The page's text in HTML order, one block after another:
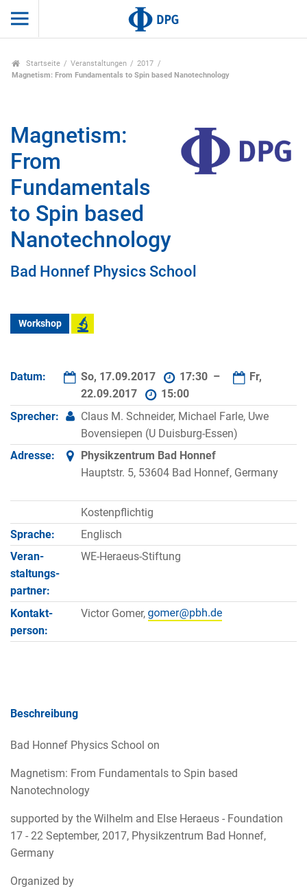
Startseite Veranstaltungen
2017
Magnetism: From Fundamentals to Spin based Nanotechnology
Magnetism:
From
Fundamentals
to Spin based
Nanotechnology
Bad Honnef Physics School
Workshop
Datum: So, 17.09.2017 17:30 –
Fr,
22.09.2017
15:00
Sprecher:
Claus M. Schneider, Michael Farle, Uwe
Bovensiepen (U Duisburg-Essen)
Adresse:
Physikzentrum Bad Honnef
Hauptstr. 5, 53604 Bad Honnef, Germany
Kostenpflichtig
Sprache:
Englisch
Veran­
staltungs­
partner:
WE-Heraeus-Stiftung
Kontakt­
person:
Victor Gomer,
Beschreibung
Bad Honnef Physics School on
Magnetism: From Fundamentals to Spin based
Nanotechnology
supported by the Wilhelm and Else Heraeus - Foundation
17 - 22 September, 2017, Physikzentrum Bad Honnef,
Germany
Organized by